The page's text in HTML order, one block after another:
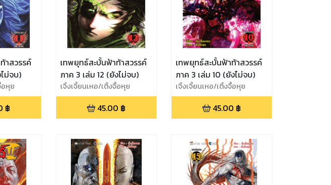
าสวรรค์
ม่จบ)
อหุย
฿
เทพยุทธ์สะบั้นฟ้าท้าสวรรค์
ภาค 3 เล่ม 12 (ยังไม่จบ)
เจิ้งเจี้ยนเหอ/เติ้งจื้อหุย
45.00 ฿
เทพยุทธ์สะบั้นฟ้าท้าสวรรค์
ภาค 3 เล่ม 10 (ยังไม่จบ)
เจิ้งเจี้ยนเหอ/เติ้งจื้อหุย
45.00 ฿